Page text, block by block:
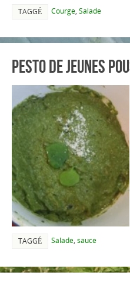
TAGGÉ Courge, Salade
Pesto de jeunes
TAGGÉ Salade, sauce